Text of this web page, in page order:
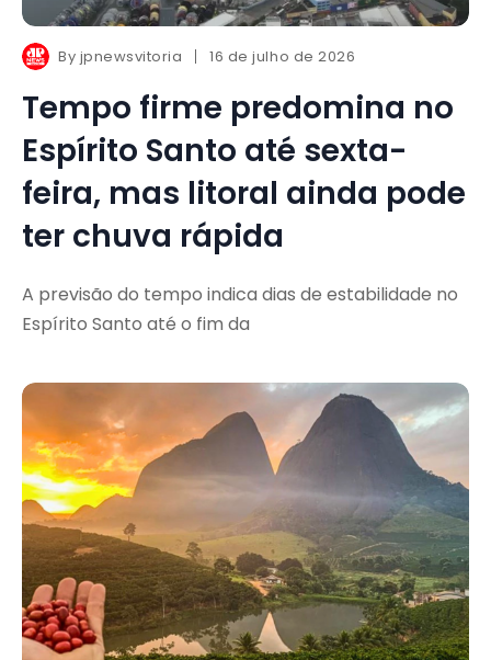
By jpnewsvitoria 16 de julho de 2026
Tempo firme predomina no
Espírito Santo até sexta-
feira, mas litoral ainda pode
ter chuva rápida
A previsão do tempo indica dias de estabilidade no
Espírito Santo até o fim da